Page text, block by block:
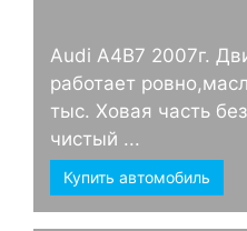
Audi А4B7 2007г.
работает
тыс. Ховая часть
чистый ...
Купить автомобиль